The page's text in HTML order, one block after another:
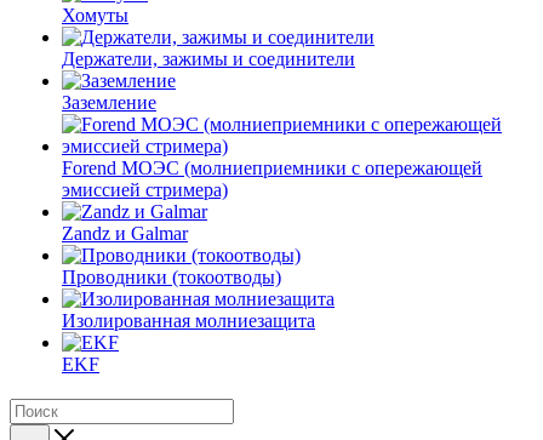
Хомуты
Держатели, зажимы и соединители
Заземление
Forend МОЭС (молниеприемники с опережающей
эмиссией стримера)
Zandz и Galmar
Проводники (токоотводы)
Изолированная молниезащита
EKF